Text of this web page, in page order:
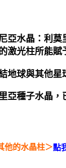
亞水晶：利莫
激光柱所能賦
地球與其他星
亞種子水晶，
他的水晶柱＞點